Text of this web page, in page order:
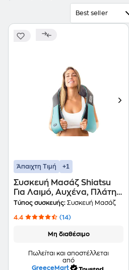
Best seller
Άπαιχτη Τιμή +1
Συσκευή Μασάζ Shiatsu
Για Λαιμό, Αυχένα, Πλάτη
Με Θερμότητα
Τύπος συσκευής: Συσκευή Μασάζ
4.4 (14)
Μη διαθέσιμο
Πωλείται και αποστέλλεται
από
GreeceMart